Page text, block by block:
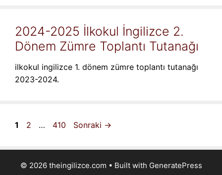
2024-2025 İlkokul İngilizce 2.
Dönem Zümre Toplantı Tutanağı
ilkokul ingilizce 1. dönem zümre toplantı tutanağı
2023-2024.
Sayfa
1 Sayfa
2 … Sayfa
410 Sonraki →
© 2026 theingilizce.com • Built with GeneratePress